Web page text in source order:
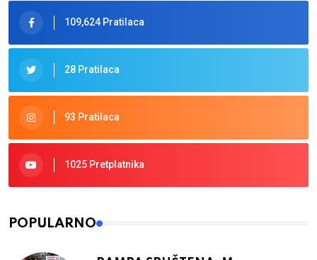
109,624 Pratilaca
28 Pratilaca
93 Pratilaca
1025 Pretplatnika
POPULARNO